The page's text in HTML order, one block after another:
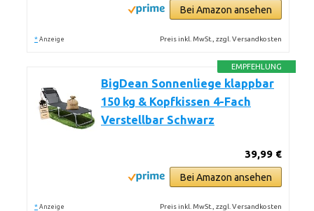
Bei Amazon ansehen
* Anzeige Preis inkl. MwSt., zzgl. Versandkosten
EMPFEHLUNG
BigDean Sonnenliege klappbar
150 kg & Kopfkissen 4-Fach
Verstellbar Schwarz
39,99 €
Bei Amazon ansehen
* Anzeige Preis inkl. MwSt., zzgl. Versandkosten